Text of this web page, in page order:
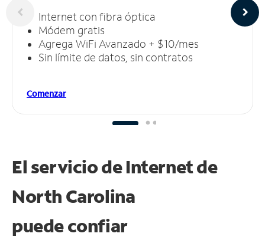
Internet con fibra óptica
Módem gratis
Agrega WiFi Avanzado + $10/mes
Sin límite de datos, sin contratos
Comenzar
El servicio de Internet de
North Carolina
puedeconfiar